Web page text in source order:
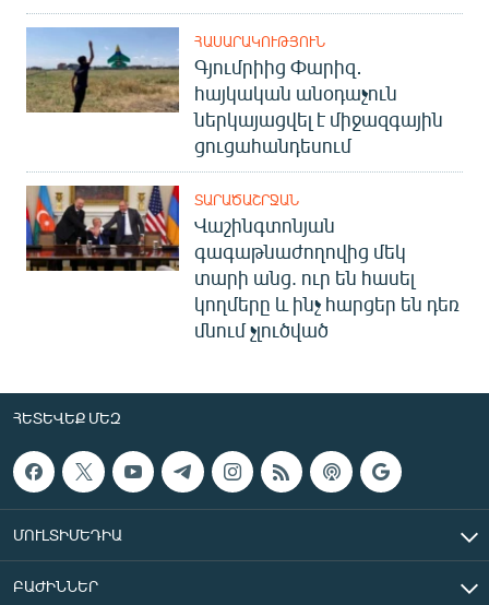
ՀԱՍԱՐԱԿՈՒԹՅՈՒՆ
Գյումրիից Փարիզ․
հայկական անօդաչուն
ներկայացվել է միջազգային
ցուցահանդեսում
ՏԱՐԱԾԱՇՐՋԱՆ
Վաշինգտոնյան
գագաթնաժողովից մեկ
տարի անց. ուր են հասել
կողմերը և ինչ հարցեր են դեռ
մնում չլուծված
ՀԵՏԵՎԵՔ ՄԵԶ
ՄՈՒԼՏԻՄԵԴԻԱ
ԲԱԺԻՆՆԵՐ